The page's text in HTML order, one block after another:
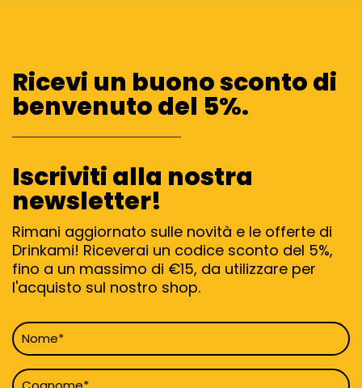
Ricevi un buono sconto di
benvenuto del 5%.
Iscriviti alla nostra
newsletter!
Rimani aggiornato sulle novità e le offerte di
Drinkami! Riceverai un codice sconto del 5%,
fino a un massimo di €15, da utilizzare per
l'acquisto sul nostro shop.
Nome
*
Cognome